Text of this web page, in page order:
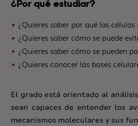
¿Por qué estudiar?
¿Quieres saber por qué las células
¿Quieres saber cómo se puede
¿Quieres saber cómo se pueden
¿Quieres conocer las bases
El grado está orientado al
sean capaces de entender los
mecanismos moleculares y sus